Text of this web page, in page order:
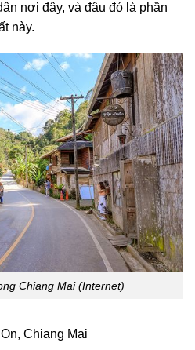
nơi đây, và đâu đó là phần
này.
Chiang Mai (Internet)
Chiang Mai